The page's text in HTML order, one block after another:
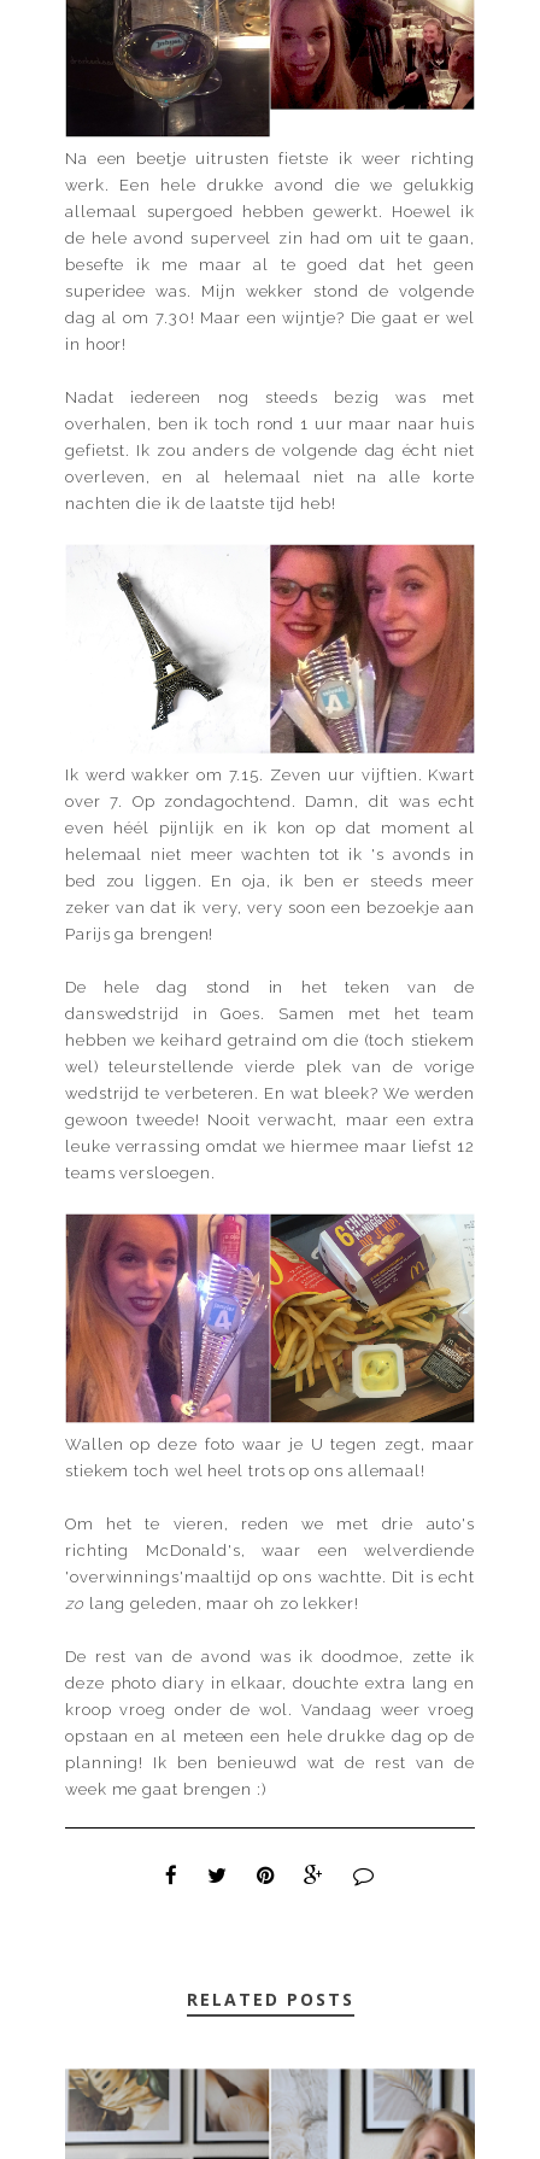
Na een beetje uitrusten fietste ik weer richting
werk. Een hele drukke avond die we gelukkig
allemaal supergoed hebben gewerkt. Hoewel ik
de hele avond superveel zin had om uit te gaan,
besefte ik me maar al te goed dat het geen
superidee was. Mijn wekker stond de volgende
dag al om 7.30! Maar een wijntje? Die gaat er wel
in hoor!
Nadat iedereen nog steeds bezig was met
overhalen, ben ik toch rond 1 uur maar naar huis
gefietst. Ik zou anders de volgende dag écht niet
overleven, en al helemaal niet na alle korte
nachten die ik de laatste tijd heb!
Ik werd wakker om 7.15. Zeven uur vijftien. Kwart
over 7. Op zondagochtend. Damn, dit was echt
even héél pijnlijk en ik kon op dat moment al
helemaal niet meer wachten tot ik 's avonds in
bed zou liggen. En oja, ik ben er steeds meer
zeker van dat ik very, very soon een bezoekje aan
Parijs ga brengen!
De hele dag stond in het teken van de
danswedstrijd in Goes. Samen met het team
hebben we keihard getraind om die (toch stiekem
wel) teleurstellende vierde plek van de vorige
wedstrijd te verbeteren. En wat bleek? We werden
gewoon tweede! Nooit verwacht, maar een extra
leuke verrassing omdat we hiermee maar liefst 12
teams versloegen.
Wallen op deze foto waar je U tegen zegt, maar
stiekem toch wel heel trots op ons allemaal!
Om het te vieren, reden we met drie auto's
richting McDonald's, waar een welverdiende
'overwinnings'maaltijd op ons wachtte. Dit is echt
zo lang geleden, maar oh zo lekker!
De rest van de avond was ik doodmoe, zette ik
deze photo diary in elkaar, douchte extra lang en
kroop vroeg onder de wol. Vandaag weer vroeg
opstaan en al meteen een hele drukke dag op de
planning! Ik ben benieuwd wat de rest van de
week me gaat brengen :)
RELATED POSTS